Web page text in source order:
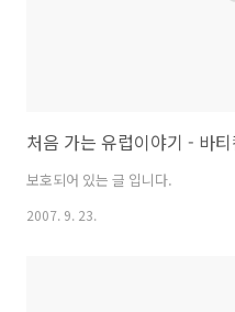
보호되어 있는 글 입니다.
2007. 9. 23.